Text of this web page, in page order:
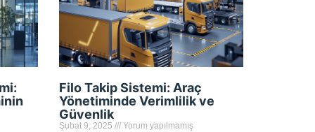
Filo Takip Sistemi: Araç
Yönetiminde Verimlilik ve
Güvenlik
Şubat 9, 2025 Yorum yapılmamış